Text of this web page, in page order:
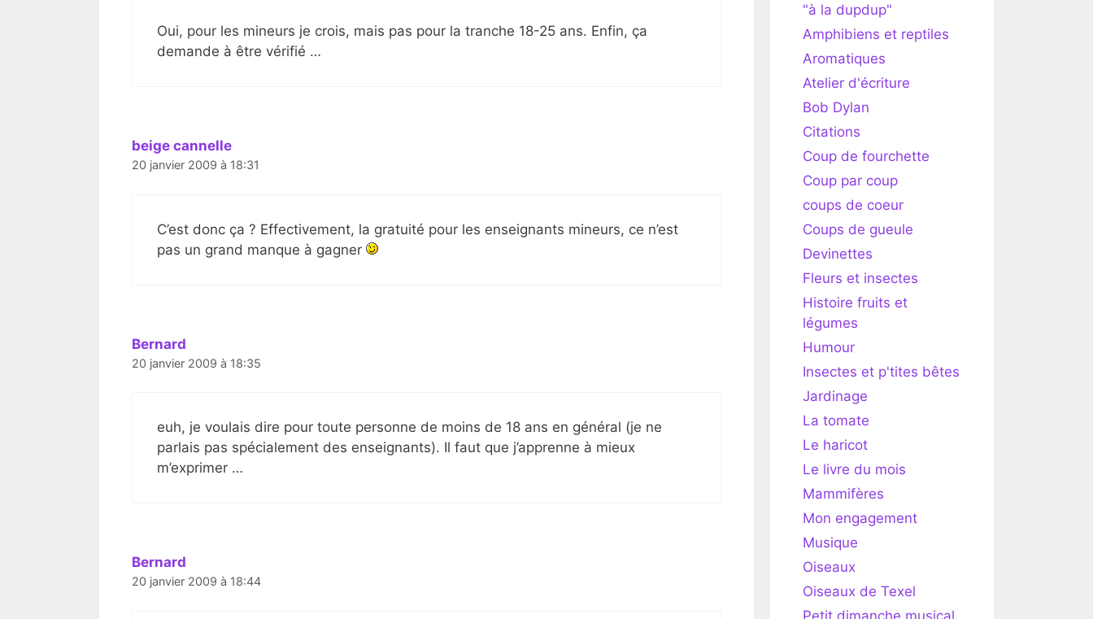
Oui, pour les mineurs je crois, mais pas pour la tranche 18-25 ans. Enfin, ça
demande à être vérifié …
beige cannelle
20 janvier 2009 à 18:31
C’est donc ça ? Effectivement, la gratuité pour les enseignants mineurs, ce n’est
pas un grand manque à gagner
Bernard
20 janvier 2009 à 18:35
euh, je voulais dire pour toute personne de moins de 18 ans en général (je ne
parlais pas spécialement des enseignants). Il faut que j’apprenne à mieux
m’exprimer …
Bernard
20 janvier 2009 à 18:44
"à la dupdup"
Amphibiens et reptiles
Aromatiques
Atelier d'écriture
Bob Dylan
Citations
Coup de fourchette
Coup par coup
coups de coeur
Coups de gueule
Devinettes
Fleurs et insectes
Histoire fruits et
légumes
Humour
Insectes et p'tites bêtes
Jardinage
La tomate
Le haricot
Le livre du mois
Mammifères
Mon engagement
Musique
Oiseaux
Oiseaux de Texel
Petit dimanche musical